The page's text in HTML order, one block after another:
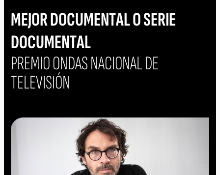
MEJOR DOCUMENTAL O SERIE
DOCUMENTAL
PREMIO ONDAS NACIONAL DE
TELEVISIÓN